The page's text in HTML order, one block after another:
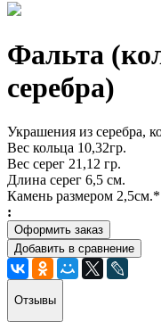
Фальта
серебра)
Украшения из серебра,
Вес кольца 10,32гр.
Вес серег 21,12 гр.
Длина серег 6,5 см.
Камень размером
:
Оформить заказ
Добавить в сравнение
Отзывы